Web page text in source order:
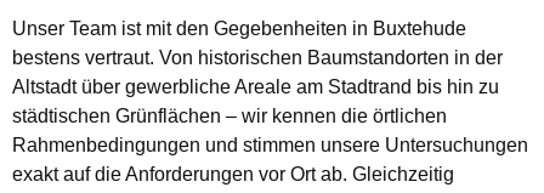
Unser Team ist mit den Gegebenheiten in Buxtehude
bestens vertraut. Von historischen Baumstandorten in der
Altstadt über gewerbliche Areale am Stadtrand bis hin zu
städtischen Grünflächen – wir kennen die örtlichen
Rahmenbedingungen und stimmen unsere Untersuchungen
exakt auf die Anforderungen vor Ort ab. Gleichzeitig